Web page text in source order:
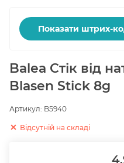
Показати штрих-
Balea Стік від
Blasen Stick 8g
Артикул: B5940
Відсутній на складі